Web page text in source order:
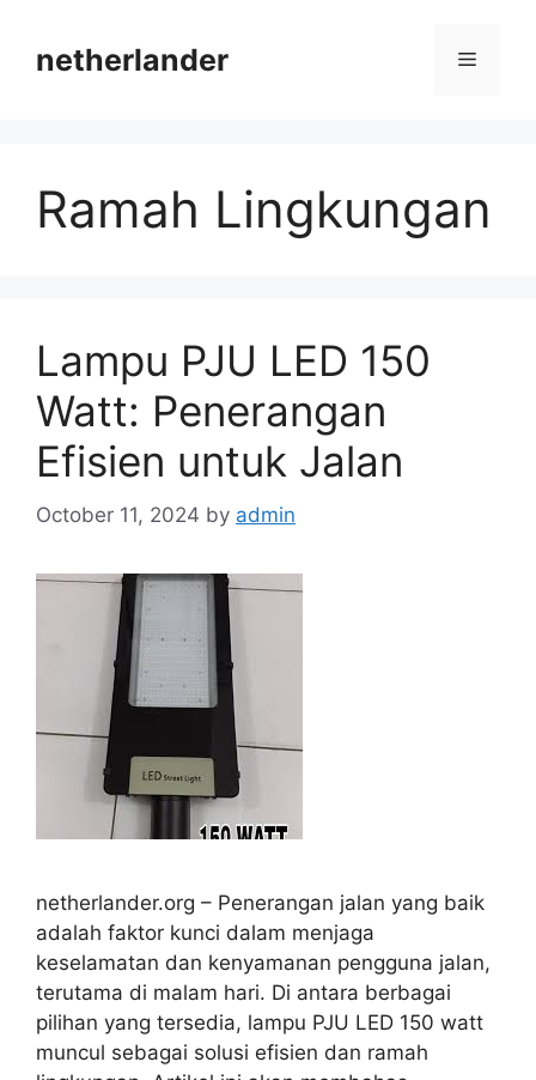
contentnetherlander Menu
Ramah Lingkungan
Lampu PJU LED 150
Watt: Penerangan
Efisien untuk Jalan
October 11, 2024 by admin
netherlander.org – Penerangan jalan yang baik
adalah faktor kunci dalam menjaga
keselamatan dan kenyamanan pengguna jalan,
terutama di malam hari. Di antara berbagai
pilihan yang tersedia, lampu PJU LED 150 watt
muncul sebagai solusi efisien dan ramah